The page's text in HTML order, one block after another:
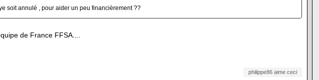
soit annulé , pour aider un peu financièrement ??
de France FFSA....
philippe86 aime ceci